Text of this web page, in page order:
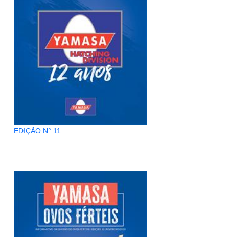
EDIÇÃO N° 11